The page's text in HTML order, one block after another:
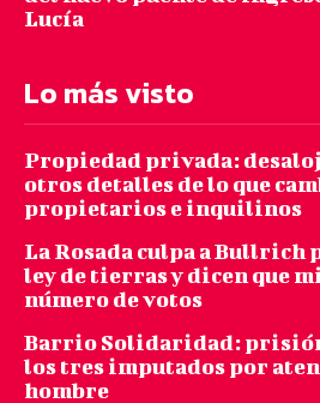
Lucía
Lo más visto
Propiedad privada:
otros detalles de lo que
propietarios e inquilinos
La Rosada culpa a Bullrich
ley de tierras y dicen que
número de votos
Barrio Solidaridad:
los tres imputados por
hombre